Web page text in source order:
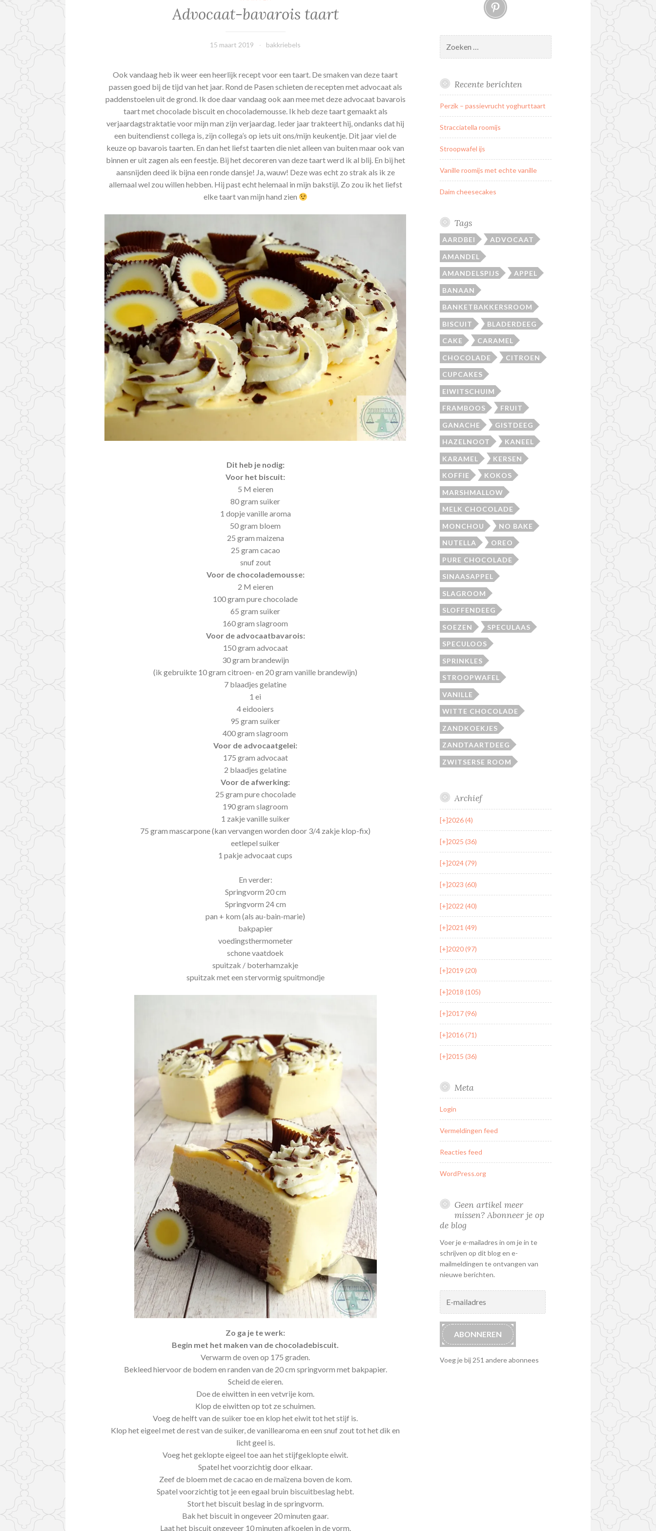
Advocaat-bavarois taart
15 maart 2019 bakkriebels
Ook vandaag heb ik weer een heerlijk recept voor een taart. De smaken van deze taart
passen goed bij de tijd van het jaar. Rond de Pasen schieten de recepten met advocaat als
paddenstoelen uit de grond. Ik doe daar vandaag ook aan mee met deze advocaat bavarois
taart met chocolade biscuit en chocolademousse. Ik heb deze taart gemaakt als
verjaardagstraktatie voor mijn man zijn verjaardag. Ieder jaar trakteert hij, ondanks dat hij
een buitendienst collega is, zijn collega’s op iets uit ons/mijn keukentje. Dit jaar viel de
keuze op bavarois taarten. En dan het liefst taarten die niet alleen van buiten maar ook van
binnen er uit zagen als een feestje. Bij het decoreren van deze taart werd ik al blij. En bij het
aansnijden deed ik bijna een ronde dansje! Ja, wauw! Deze was echt zo strak als ik ze
allemaal wel zou willen hebben. Hij past echt helemaal in mijn bakstijl. Zo zou ik het liefst
elke taart van mijn hand zien
Dit heb je nodig:
Voor het biscuit:
5 M eieren
80 gram suiker
1 dopje vanille aroma
50 gram bloem
25 gram maizena
25 gram cacao
snuf zout
Voor de chocolademousse:
2 M eieren
100 gram pure chocolade
65 gram suiker
160 gram slagroom
Voor de advocaatbavarois:
150 gram advocaat
30 gram brandewijn
(ik gebruikte 10 gram citroen- en 20 gram vanille brandewijn)
7 blaadjes gelatine
1 ei
4 eidooiers
95 gram suiker
400 gram slagroom
Voor de advocaatgelei:
175 gram advocaat
2 blaadjes gelatine
Voor de afwerking:
25 gram pure chocolade
190 gram slagroom
1 zakje vanille suiker
75 gram mascarpone (kan vervangen worden door 3/4 zakje klop-fix)
eetlepel suiker
1 pakje advocaat cups
En verder:
Springvorm 20 cm
Springvorm 24 cm
pan + kom (als au-bain-marie)
bakpapier
voedingsthermometer
schone vaatdoek
spuitzak / boterhamzakje
spuitzak met een stervormig spuitmondje
Zo ga je te werk:
Begin met het maken van de chocoladebiscuit.
Verwarm de oven op 175 graden.
Bekleed hiervoor de bodem en randen van de 20 cm springvorm met bakpapier.
Scheid de eieren.
Doe de eiwitten in een vetvrije kom.
Klop de eiwitten op tot ze schuimen.
Voeg de helft van de suiker toe en klop het eiwit tot het stijf is.
Klop het eigeel met de rest van de suiker, de vanillearoma en een snuf zout tot het dik en
licht geel is.
Voeg het geklopte eigeel toe aan het stijfgeklopte eiwit.
Spatel het voorzichtig door elkaar.
Zeef de bloem met de cacao en de maïzena boven de kom.
Spatel voorzichtig tot je een egaal bruin biscuitbeslag hebt.
Stort het biscuit beslag in de springvorm.
Bak het biscuit in ongeveer 20 minuten gaar.
Laat het biscuit ongeveer 10 minuten afkoelen in de vorm.
naar:
Recente berichten
Perzik – passievrucht yoghurttaart
Stracciatella roomijs
Stroopwafel ijs
Vanille roomijs met echte vanille
Daim cheesecakes
Tags
AARDBEI ADVOCAAT
AMANDEL
AMANDELSPIJS APPEL
BANAAN
BANKETBAKKERSROOM
BISCUIT BLADERDEEG
CAKE CARAMEL
CHOCOLADE CITROEN
CUPCAKES
EIWITSCHUIM
FRAMBOOS FRUIT
GANACHE GISTDEEG
HAZELNOOT KANEEL
KARAMEL KERSEN
KOFFIE KOKOS
MARSHMALLOW
MELK CHOCOLADE
MONCHOU NO BAKE
NUTELLA OREO
PURE CHOCOLADE
SINAASAPPEL
SLAGROOM
SLOFFENDEEG
SOEZEN SPECULAAS
SPECULOOS
SPRINKLES
STROOPWAFEL
VANILLE
WITTE CHOCOLADE
ZANDKOEKJES
ZANDTAARTDEEG
ZWITSERSE ROOM
Archief
[+]2026 (4)
[+]2025 (36)
[+]2024 (79)
[+]2023 (60)
[+]2022 (40)
[+]2021 (49)
[+]2020 (97)
[+]2019 (20)
[+]2018 (105)
[+]2017 (96)
[+]2016 (71)
[+]2015 (36)
Meta
Login
Vermeldingen feed
Reacties feed
WordPress.org
Geen artikel meer
missen? Abonneer je op
de blog
Voer je e-mailadres in om je in te
schrijven op dit blog en e-
mailmeldingen te ontvangen van
nieuwe berichten.
mailadres
ABONNEREN
Voeg je bij 251 andere abonnees